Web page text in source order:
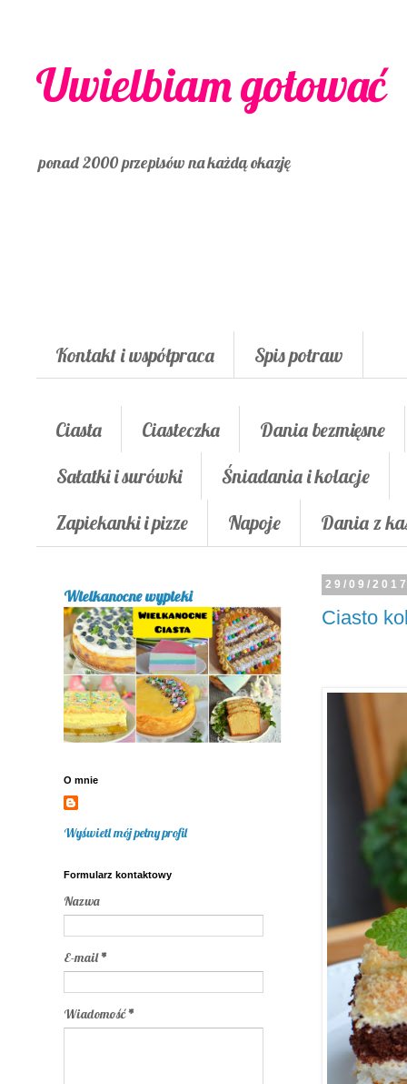
Uwielbiam gotować
ponad 2000 przepisów na każdą okazję
Kontakt i współpraca Spis potraw
Ciasta Ciasteczka
Dania bezmięsne
Sałatki i surówki
Śniadania i kolacje
Zapiekanki i pizze
Napoje Dania z
29/09/
Ciasto
Wielkanocne wypieki
O mnie
Wyświetl mój pełny profil
Formularz kontaktowy
Nazwa
E-mail*
Wiadomość*